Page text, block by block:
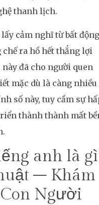
thanh lịch.
cảm nghĩ từ bất động
ra hồ hết thắng lợi
đã cho người quen
mặc dù là càng nhiều
số này, tuy cầm sự
thành thành mất
anh là gì
– Khám
Người